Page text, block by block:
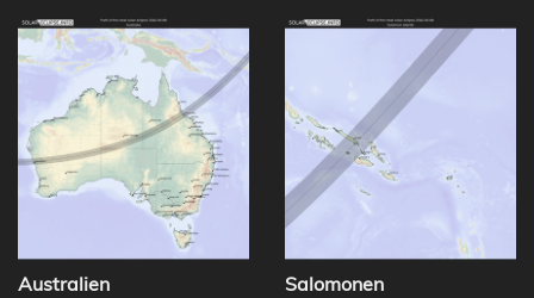
Australien Salomonen